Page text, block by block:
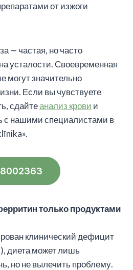
от изжоги
— частая, но часто
усталости. Своевременная
могут значительно
Если вы чувствуете
сдайтеанализ крови и
с нашими специалистами в
только продуктами
клинический дефицит
диета может лишь
но не вылечить проблему.